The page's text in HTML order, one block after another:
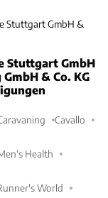
Stuttgart GmbH &
Stuttgart GmbH
& Co. KG
Cavallo
Health
World